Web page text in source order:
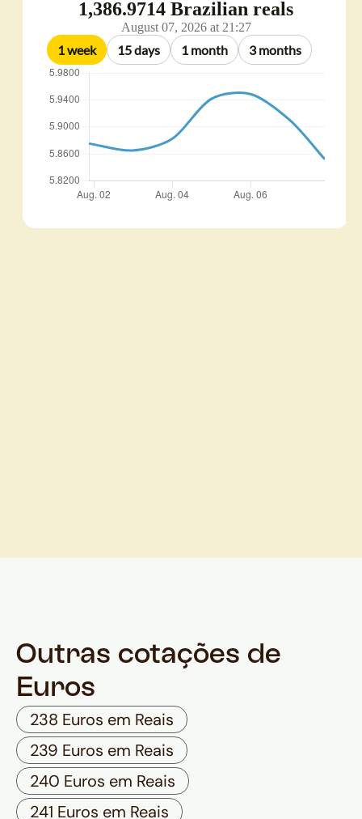
Outras cotações de
Euros
238 Euros em Reais
239 Euros em Reais
240 Euros em Reais
241 Euros em Reais